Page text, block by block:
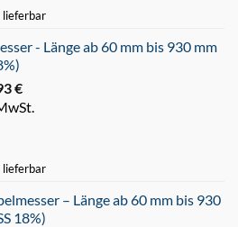
lieferbar
- Länge ab 60 mm bis 930 mm
€
3,11 €
lieferbar
– Länge ab 60 mm bis 930
18%)